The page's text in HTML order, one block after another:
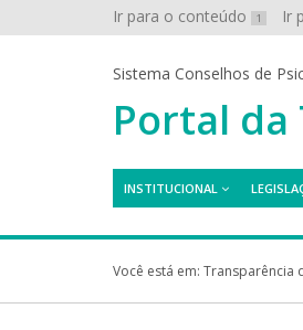
Ir para o conteúdo 1 Ir
Sistema Conselhos de
Portal da
INSTITUCIONAL
Você está em: Transparência